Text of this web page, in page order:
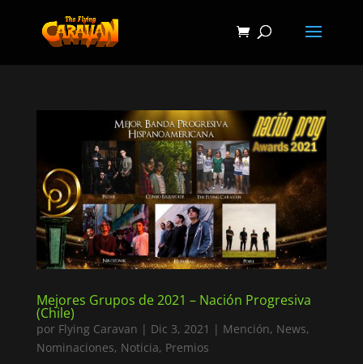
Mejores Grupos de 2021 – Nación Progresiva
(Chile)
por Flying Caravan | Dic 3, 2021 | Mención, News,
Nominaciones, Noticia, Premios